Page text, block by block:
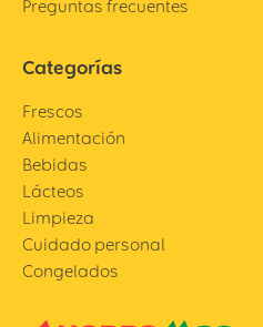
Preguntas frecuentes
Categorías
Frescos
Alimentación
Bebidas
Lácteos
Limpieza
Cuidado personal
Congelados